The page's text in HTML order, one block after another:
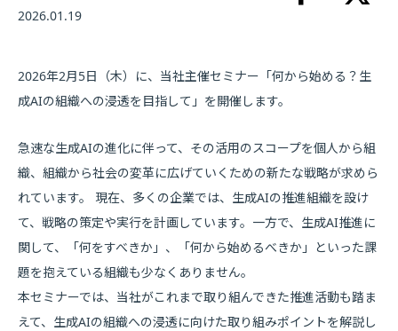
2026.01.19
2026年2月5日（木）に、当社主催セミナー「何から始める？生
成AIの組織への浸透を目指して」を開催します。
急速な生成AIの進化に伴って、その活用のスコープを個人から組
織、組織から社会の変革に広げていくための新たな戦略が求めら
れています。 現在、多くの企業では、生成AIの推進組織を設け
て、戦略の策定や実行を計画しています。一方で、生成AI推進に
関して、「何をすべきか」、「何から始めるべきか」といった課
題を抱えている組織も少なくありません。
本セミナーでは、当社がこれまで取り組んできた推進活動も踏ま
えて、生成AIの組織への浸透に向けた取り組みポイントを解説し